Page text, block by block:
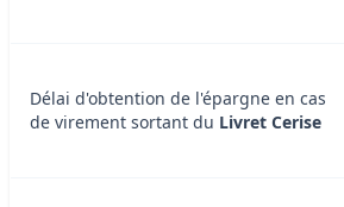
Délai d'obtention de l'épargne en cas
de virement sortant du Livret Cerise